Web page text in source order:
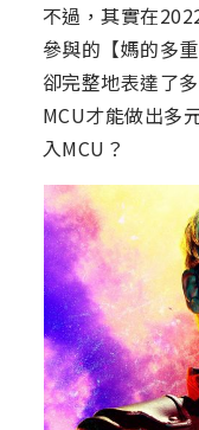
不過，其實在
參與的【媽的多
卻完整地表達了
MCU才能做出多
入MCU？